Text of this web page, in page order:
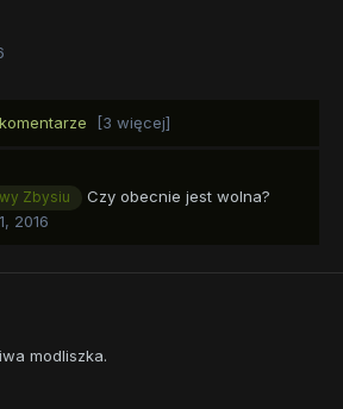
[3 więcej]
Zbysiu
Czy obecnie jest wolna?
2016
modliszka.